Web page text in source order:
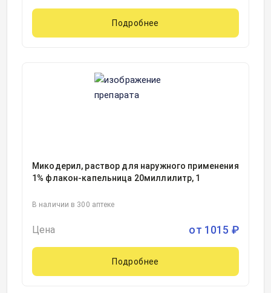
Подробнее
Микодерил, раствор для наружного применения
1% флакон-капельница 20миллилитр, 1
В наличии в 300 аптеке
Цена от 1015 ₽
Подробнее